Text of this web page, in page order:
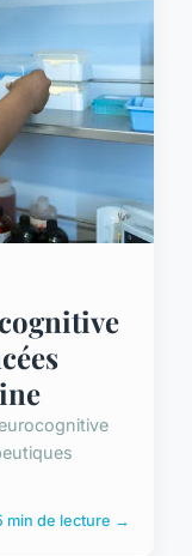
min de lecture →